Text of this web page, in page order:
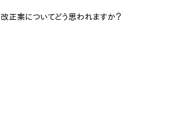
正案についてどう思われますか？